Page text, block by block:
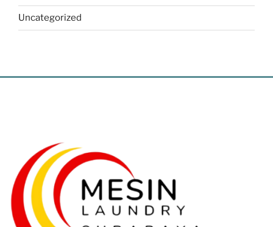
Uncategorized